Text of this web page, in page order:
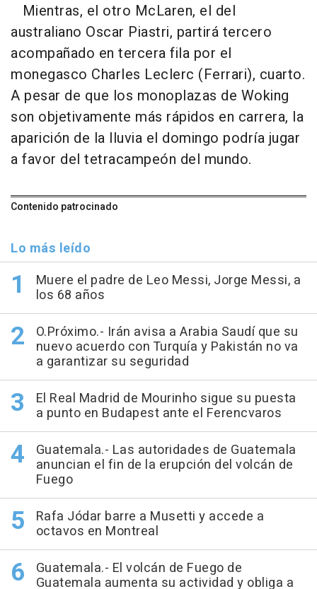
Mientras, el otro McLaren, el del
australiano Oscar Piastri, partirá tercero
acompañado en tercera fila por el
monegasco Charles Leclerc (Ferrari), cuarto.
A pesar de que los monoplazas de Woking
son objetivamente más rápidos en carrera, la
aparición de la lluvia el domingo podría jugar
a favor del tetracampeón del mundo.
Contenido patrocinado
Lo más leído
Muere el padre de Leo Messi, Jorge Messi, a
los 68 años
O.Próximo.- Irán avisa a Arabia Saudí que su
nuevo acuerdo con Turquía y Pakistán no va
a garantizar su seguridad
El Real Madrid de Mourinho sigue su puesta
a punto en Budapest ante el Ferencvaros
Guatemala.- Las autoridades de Guatemala
anuncian el fin de la erupción del volcán de
Fuego
Rafa Jódar barre a Musetti y accede a
octavos en Montreal
Guatemala.- El volcán de Fuego de
Guatemala aumenta su actividad y obliga a